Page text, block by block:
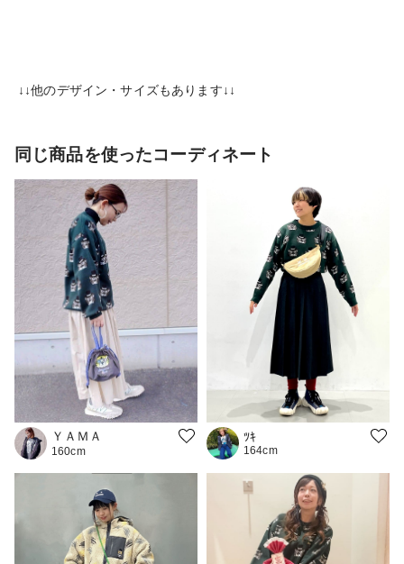
↓↓他のデザイン・サイズもあります↓↓
同じ商品を使ったコーディネート
ＹＡＭＡ
160cm
ﾂｷ
164cm